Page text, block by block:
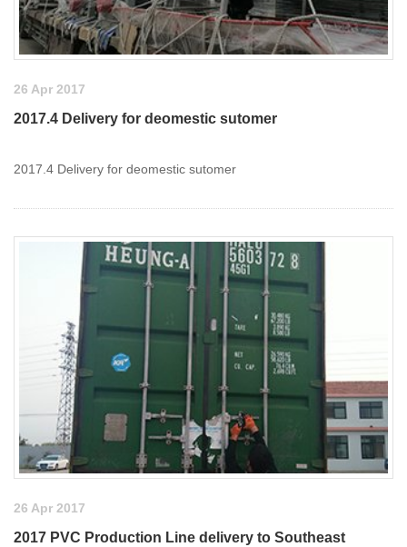
26 Apr 2017
2017.4 Delivery for deomestic sutomer
2017.4 Delivery for deomestic sutomer
26 Apr 2017
2017 PVC Production Line delivery to Southeast